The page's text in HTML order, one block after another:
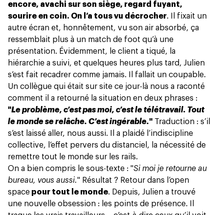
encore, avachi sur son siège, regard fuyant,
sourire en coin. On l’a tous vu décrocher. Il fixait un
autre écran et, honnêtement, vu son air absorbé, ça
ressemblait plus à un match de foot qu’à une
présentation. Évidemment, le client a tiqué, la
hiérarchie a suivi, et quelques heures plus tard, Julien
s’est fait recadrer comme jamais. Il fallait un coupable.
Un collègue qui était sur site ce jour-là nous a raconté
comment il a retourné la situation en deux phrases :
"Le problème, c’est pas moi, c’est le télétravail. Tout
le monde se relâche. C’est ingérable." Traduction : s’il
s’est laissé aller, nous aussi. Il a plaidé l’indiscipline
collective, l’effet pervers du distanciel, la nécessité de
remettre tout le monde sur les rails.
On a bien compris le sous-texte : "Si moi je retourne au
bureau, vous aussi." Résultat ? Retour dans l’open
space pour tout le monde. Depuis, Julien a trouvé
une nouvelle obsession : les points de présence. Il